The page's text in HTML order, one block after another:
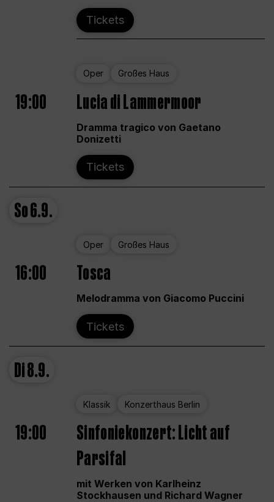
Tickets
Oper Großes Haus
19:00 Lucia di Lammermoor
Dramma tragico von Gaetano
Donizetti
Tickets
So6.9.
Oper Großes Haus
16:00 Tosca
Melodramma von Giacomo Puccini
Tickets
Di8.9.
Klassik Konzerthaus Berlin
19:00
Sinfoniekonzert: Licht auf
Parsifal
mit Werken von Karlheinz
Stockhausen und Richard Wagner